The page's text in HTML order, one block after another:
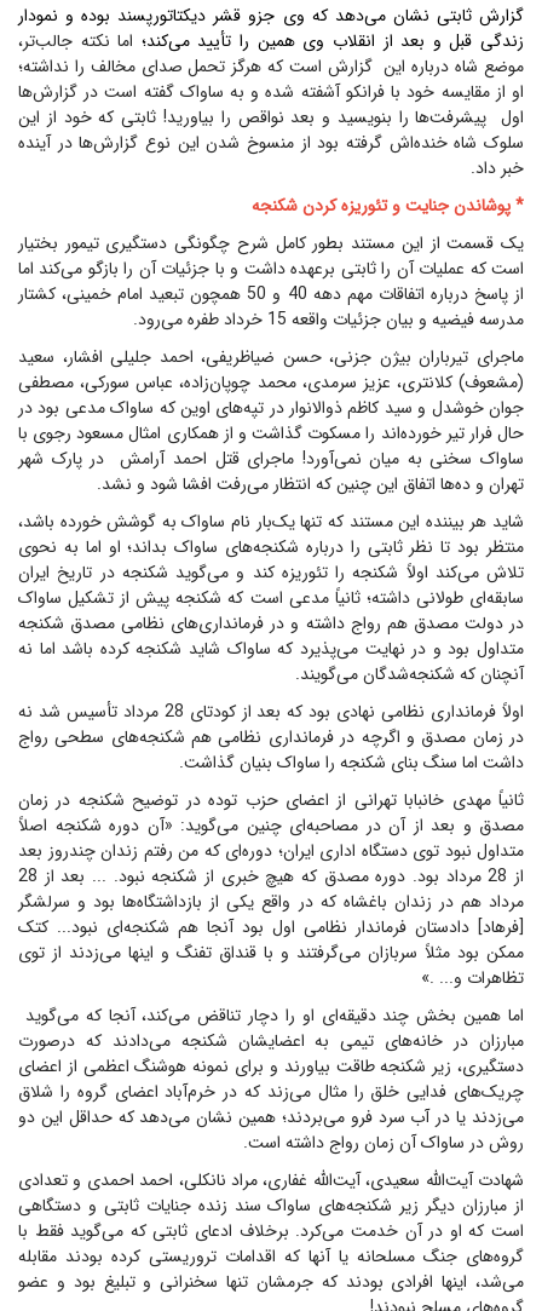
گزارش ثابتی نشان می‌دهد که وی جزو قشر دیکتاتورپسند بوده و نمودار
زندگی قبل و بعد از انقلاب وی همین را تأیید می‌کند؛ اما نکته جالب‌تر،
موضع شاه درباره این گزارش است که هرگز تحمل صدای مخالف را نداشته؛
او از مقایسه خود با فرانکو آشفته شده و به ساواک گفته است در گزارش‌ها
اول پیشرفت‌ها را بنویسید و بعد نواقص را بیاورید! ثابتی که خود از این
سلوک شاه خنده‌اش گرفته بود از منسوخ شدن این نوع گزارش‌ها در آینده
خبر داد.
* پوشاندن جنایت و تئوریزه کردن شکنجه
یک قسمت از این مستند بطور کامل شرح چگونگی دستگیری تیمور بختیار
است که عملیات آن را ثابتی برعهده داشت و با جزئیات آن را بازگو می‌کند اما
از پاسخ درباره اتفاقات مهم دهه 40 و 50 همچون تبعید امام خمینی، کشتار
مدرسه فیضیه و بیان جزئیات واقعه 15 خرداد طفره می‌رود.
ماجرای تیرباران بیژن جزنی، حسن ضیاظریفی، احمد جلیلی افشار، سعید
(مشعوف) کلانتری، عزیز سرمدی، محمد چوپان‌زاده، عباس سورکی، مصطفی
جوان خوشدل و سید کاظم ذوالانوار در تپه‌های اوین که ساواک مدعی بود در
حال فرار تیر خورده‌اند را مسکوت گذاشت و از همکاری امثال مسعود رجوی با
ساواک سخنی به میان نمی‌آورد! ماجرای قتل‌ احمد آرامش در پارک شهر
تهران و ده‌ها اتفاق این چنین که انتظار می‌رفت افشا شود و نشد.
شاید هر بیننده این مستند که تنها یک‌بار نام ساواک به گوشش خورده باشد،
منتظر بود تا نظر ثابتی را درباره شکنجه‌های ساواک بداند؛ او اما به نحوی
تلاش می‌کند اولاً شکنجه را تئوریزه کند و می‌گوید شکنجه در تاریخ ایران
سابقه‌ای طولانی داشته؛ ثانیاً مدعی است که شکنجه پیش از تشکیل ساواک
در دولت مصدق هم رواج داشته و در فرمانداری‌های نظامی مصدق شکنجه
متداول بود و در نهایت می‌پذیرد که ساواک شاید شکنجه کرده باشد اما نه
آنچنان که شکنجه‌شدگان می‌گویند.
اولاً فرمانداری نظامی نهادی بود که بعد از کودتای 28 مرداد تأسیس شد نه
در زمان مصدق و اگرچه در فرمانداری نظامی هم شکنجه‌های سطحی رواج
داشت اما سنگ بنای شکنجه را ساواک بنیان گذاشت.
ثانیاً مهدی خانبابا تهرانی از اعضای حزب توده در توضیح شکنجه در زمان
مصدق و بعد از آن در مصاحبه‌ای چنین می‌گوید: «آن دوره شکنجه اصلاً
متداول نبود توی دستگاه اداری ایران؛ دوره‌ای که من رفتم زندان چندروز بعد
از 28 مرداد بود. دوره مصدق که هیچ خبری از شکنجه نبود. ... بعد از 28
مرداد هم در زندان باغشاه که در واقع یکی از بازداشتگاه‌ها بود و سرلشگر
[فرهاد] دادستان فرماندار نظامی اول بود آنجا هم شکنجه‌ای نبود... کتک
ممکن بود مثلاً سربازان می‌گرفتند و با قنداق تفنگ و اینها می‌زدند از توی
تظاهرات و... .»
اما همین بخش چند دقیقه‌ای او را دچار تناقض می‌کند، آنجا که می‌گوید
مبارزان در خانه‌های تیمی به اعضایشان شکنجه می‌دادند که درصورت
دستگیری، زیر شکنجه طاقت بیاورند و برای نمونه هوشنگ اعظمی از اعضای
چریک‌های فدایی خلق را مثال می‌زند که در خرم‌آباد اعضای گروه را شلاق
می‌زدند یا در آب سرد فرو می‌بردند؛ همین نشان می‌دهد که حداقل این دو
روش در ساواک آن زمان رواج داشته است.
شهادت آیت‌الله سعیدی، آیت‌الله غفاری، مراد نانکلی، احمد احمدی و تعدادی
از مبارزان دیگر زیر شکنجه‌های ساواک سند زنده جنایات ثابتی و دستگاهی
است که او در آن خدمت می‌کرد. برخلاف ادعای ثابتی که می‌گوید فقط با
گروه‌های جنگ مسلحانه یا آنها که اقدامات تروریستی کرده بودند مقابله
می‌شد، اینها افرادی بودند که جرمشان تنها سخنرانی و تبلیغ بود و عضو